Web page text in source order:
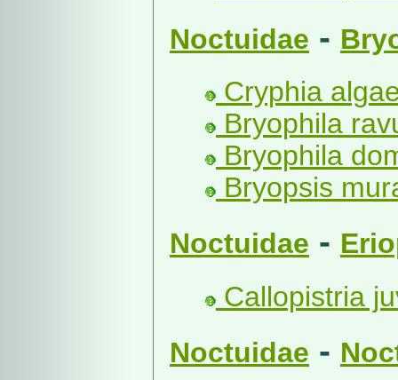
Noctuidae -
Cryphia
Bryophila
Bryophila
Bryopsis
Noctuidae -
Callopistria
Noctuidae -